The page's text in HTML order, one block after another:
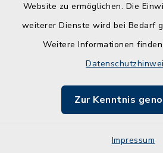
Website zu ermöglichen. Die
weiterer Dienste wird bei Bedarf
Weitere Informationen
Zur Kenntnis
Impressum
Leichte
Impressum
Sitemap